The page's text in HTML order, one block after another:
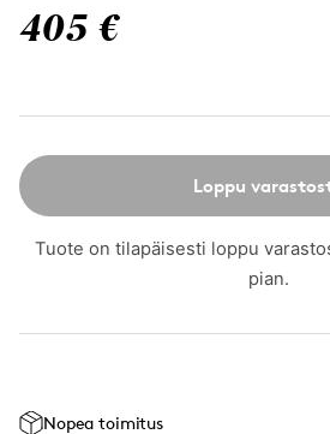
405 €
Loppu
Tuote on tilapäisesti loppu
pian.
Nopea toimitus